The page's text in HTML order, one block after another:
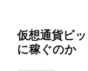
仮想通貨ビ
に稼ぐのか